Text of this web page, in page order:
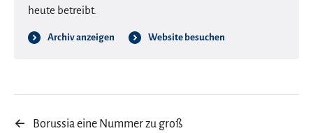
heute betreibt.
Archiv anzeigen Website besuchen
←
Borussia eine Nummer zu groß